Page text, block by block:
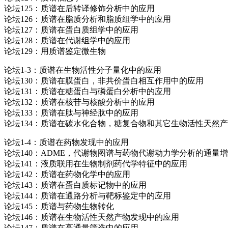
论坛125：质谱在后转译修饰分析中的应用
论坛126：质谱在脂质分析和脂质组学中的应用
论坛127：质谱在蛋白质组学中的应用
论坛128：质谱在代谢组学中的应用
论坛129：用质谱鉴定微生物
论坛1-3：质谱在生物活性分子量化中的应用
论坛130：质谱在膜蛋白，非共价蛋白相互作用中的应用
论坛131：质谱在糖蛋白与磷蛋白分析中的应用
论坛132：质谱在核苷与核酸分析中的应用
论坛133：质谱在肽与神经肽中的应用
论坛134：质谱在碳水化合物，糖复合物和其它生物活性天然
论坛1-4：质谱在药物发现中的应用
论坛140：ADME，代谢物图谱与药物代谢动力学分析的通量
论坛141：液质联用在生物制剂药代学特征中的应用
论坛142：质谱在药物化学中的应用
论坛143：质谱在蛋白质标记物中的应用
论坛144：质谱在通路分析与靶标鉴定中的应用
论坛145：质谱与药物生物转化
论坛146：质谱在生物活性天然产物发现中的应用